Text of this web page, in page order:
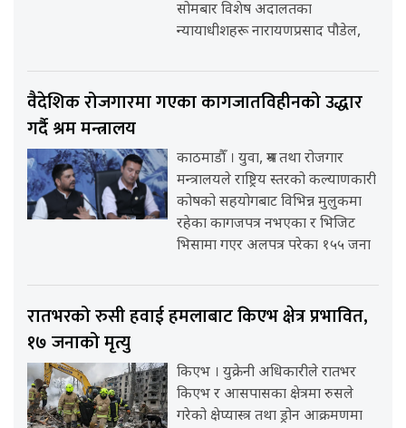
सोमबार विशेष अदालतका
न्यायाधीशहरू नारायणप्रसाद पौडेल,
वैदेशिक रोजगारमा गएका कागजातविहीनको उद्धार
गर्दै श्रम मन्त्रालय
काठमाडौँ । युवा, श्रम तथा रोजगार
मन्त्रालयले राष्ट्रिय स्तरको कल्याणकारी
कोषको सहयोगबाट विभिन्न मुलुकमा
रहेका कागजपत्र नभएका र भिजिट
भिसामा गएर अलपत्र परेका १५५ जना
रातभरको रुसी हवाई हमलाबाट किएभ क्षेत्र प्रभावित,
१७ जनाको मृत्यु
किएभ । युक्रेनी अधिकारीले रातभर
किएभ र आसपासका क्षेत्रमा रुसले
गरेको क्षेप्यास्त्र तथा ड्रोन आक्रमणमा